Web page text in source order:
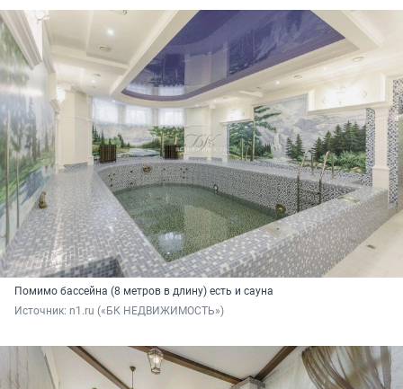
Помимо бассейна (8 метров в длину) есть и сауна
Источник: n1.ru («БК НЕДВИЖИМОСТЬ»)